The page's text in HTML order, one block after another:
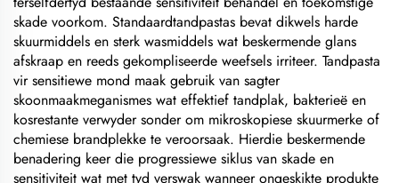
skade voorkom. Standaardtandpastas bevat dikwels harde
skuurmiddels en sterk wasmiddels wat beskermende glans
afskraap en reeds gekompliseerde weefsels irriteer. Tandpasta
vir sensitiewe mond maak gebruik van sagter
skoonmaakmeganismes wat effektief tandplak, bakterieë en
kosrestante verwyder sonder om mikroskopiese skuurmerke of
chemiese brandplekke te veroorsaak. Hierdie beskermende
benadering keer die progressiewe siklus van skade en
sensitiviteit wat met tyd verswak wanneer ongeskikte produkte